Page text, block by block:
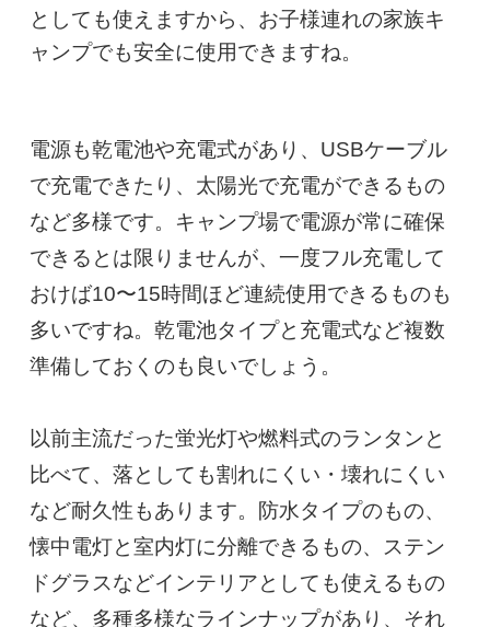
としても使えますから、お子様連れの家族キ
ャンプでも安全に使用できますね。
電源も乾電池や充電式があり、USBケーブル
で充電できたり、太陽光で充電ができるもの
など多様です。キャンプ場で電源が常に確保
できるとは限りませんが、一度フル充電して
おけば10〜15時間ほど連続使用できるものも
多いですね。乾電池タイプと充電式など複数
準備しておくのも良いでしょう。
以前主流だった蛍光灯や燃料式のランタンと
比べて、落としても割れにくい・壊れにくい
など耐久性もあります。防水タイプのもの、
懐中電灯と室内灯に分離できるもの、ステン
ドグラスなどインテリアとしても使えるもの
など、多種多様なラインナップがあり、それ